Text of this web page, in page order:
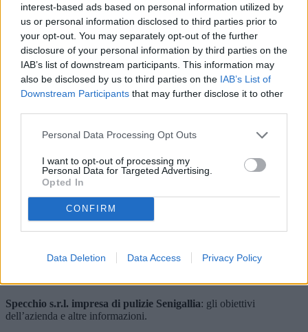
interest-based ads based on personal information utilized by
us or personal information disclosed to third parties prior to
your opt-out. You may separately opt-out of the further
disclosure of your personal information by third parties on the
IAB’s list of downstream participants. This information may
also be disclosed by us to third parties on the IAB’s List of
Downstream Participants that may further disclose it to other
Personal Data Processing Opt Outs
I want to opt-out of processing my
Personal Data for Targeted Advertising.
Opted In
CONFIRM
Data Deletion Data Access Privacy Policy
Il team dell’impresa è formato da pulitori qualificati e altamente
professionali. Il gruppo di lavoro è composto da undici persone,
sempre in grado di garantire un’ottima igienizzazione di ogni
ambiente. L’esperienza dello staff è uno dei valori aggiunti
dell’impresa di pulizie Senigallia.
diverso da quelle della tipicaimpresa di pulizie Senigallia, anche se
il collegamento è immediato e facilmente intuibile. In veste di
“Dimora Immobiliare”, l’azienda ha avviato la propria attività nel
1998, in qualità di agenzia in grado di trovare case o altre
sistemazione anche ai clienti più esigenti, in un contesto abitativo e
turistico di primo livello come quello senigalliese, ricco di occasioni
di svago e di divertimento anche grazie alla vicinanza del mare.
un team disponibile a all’avanguardia.
Specchio s.r.l. impresa di pulizie Senigallia: gli obiettivi
dell’azienda e altre informazioni.